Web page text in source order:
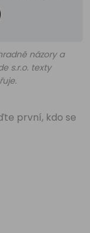
názory a
s.r.o. texty
první, kdo se